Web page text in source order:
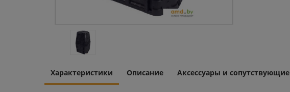
Характеристики Описание Аксессуары и сопутствующие